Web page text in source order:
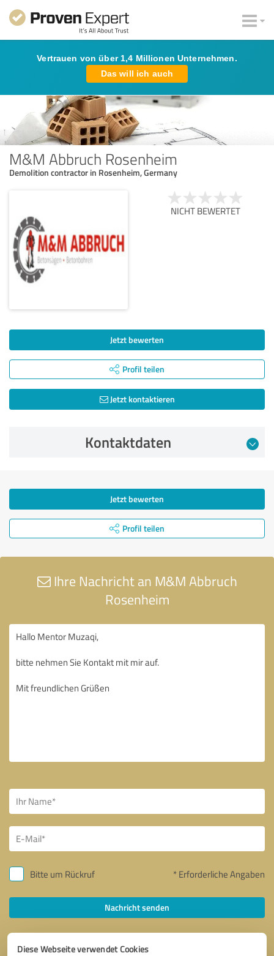
Diese Webseite verwendet Cookies
Vertrauen von über 1,4 Millionen Unternehmen.
Das will ich auch
M&M Abbruch Rosenheim
Demolition contractor in Rosenheim, Germany
NICHT BEWERTET
Jetzt bewerten
Profil teilen
Jetzt kontaktieren
Kontaktdaten
Jetzt bewerten
Profil teilen
Ihre Nachricht an M&M Abbruch
Rosenheim
Bitte um Rückruf * Erforderliche Angaben
Nachricht senden
Ich stimme den